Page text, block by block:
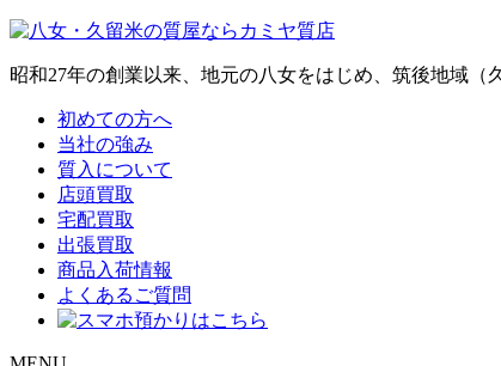
昭和27年の創業以来、地元の八女をはじめ、筑後地域（
初めての方へ
当社の強み
質入について
店頭買取
宅配買取
出張買取
商品入荷情報
よくあるご質問